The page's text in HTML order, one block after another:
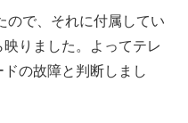
ので、それに付属してい
りました。よってテレ
の故障と判断しまし